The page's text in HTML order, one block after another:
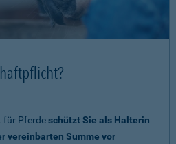
für Pferdeschützt Sie als Halterin
vereinbarten Summe vor